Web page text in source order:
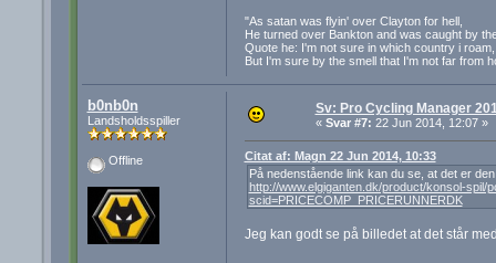
"As satan was flyin' over Clayton for hell,
He turned over Bankton and was caught by
Quote he: I'm not sure in which country i roam,
But I'm sure by the smell that I'm not far from
b0nb0n
Landsholdsspiller
Offline
Sv: Pro Cycling Manager
« Svar #7: 22 Jun 2014, 12:07 »
Citat af: Magn 22 Jun 2014, 10:33
På nedenstående link kan du se, at det er
http://www.elgiganten.dk/product/konsol-
scid=PRICECOMP_PRICERUNNERDK
Jeg kan godt se på billedet at det står